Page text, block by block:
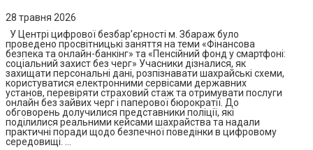
28 травня 2026
У Центрі цифрової безбар’єрності м. Збараж було
проведено просвітницькі заняття на теми «Фінансова
безпека та онлайн-банкінг» та «Пенсійний фонд у смартфоні:
соціальний захист без черг» Учасники дізналися, як
захищати персональні дані, розпізнавати шахрайські схеми,
користуватися електронними сервісами державних
установ, перевіряти страховий стаж та отримувати послуги
онлайн без зайвих черг і паперової бюрократії. До
обговорень долучилися представники поліції, які
поділилися реальними кейсами шахрайства та надали
практичні поради щодо безпечної поведінки в цифровому
середовищі. …